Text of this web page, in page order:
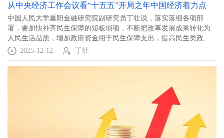
从中央经济工作会议看“十五五”开局之年中国经济着力点
中国人民大学重阳金融研究院副研究员丁壮说，落实落细各项部
署，要加快补齐民生保障的短板弱项，不断把改革发展成果转化为
人民生活品质，增加政府资金用于民生保障支出，提高民生类政府
投资比重，鼓励社会力量参与民生服务供给。
2025-12-12 丁壮